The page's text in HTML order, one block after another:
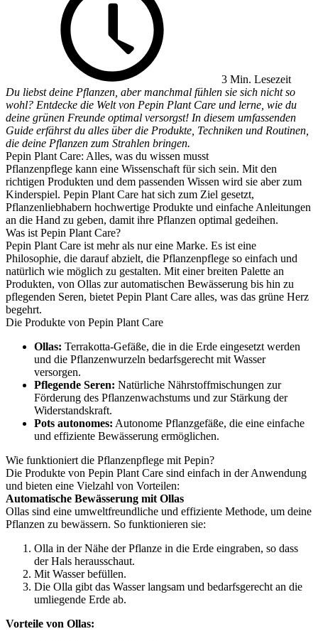
3 Min. Lesezeit
Du liebst deine Pflanzen, aber manchmal fühlen sie sich nicht so
wohl? Entdecke die Welt von Pepin Plant Care und lerne, wie du
deine grünen Freunde optimal versorgst! In diesem umfassenden
Guide erfährst du alles über die Produkte, Techniken und Routinen,
die deine Pflanzen zum Strahlen bringen.
Pepin Plant Care: Alles, was du wissen musst
Pflanzenpflege kann eine Wissenschaft für sich sein. Mit den
richtigen Produkten und dem passenden Wissen wird sie aber zum
Kinderspiel. Pepin Plant Care hat sich zum Ziel gesetzt,
Pflanzenliebhabern hochwertige Produkte und einfache Anleitungen
an die Hand zu geben, damit ihre Pflanzen optimal gedeihen.
Was ist Pepin Plant Care?
Pepin Plant Care ist mehr als nur eine Marke. Es ist eine
Philosophie, die darauf abzielt, die Pflanzenpflege so einfach und
natürlich wie möglich zu gestalten. Mit einer breiten Palette an
Produkten, von Ollas zur automatischen Bewässerung bis hin zu
pflegenden Seren, bietet Pepin Plant Care alles, was das grüne Herz
begehrt.
Die Produkte von Pepin Plant Care
Ollas: Terrakotta-Gefäße, die in die Erde eingesetzt werden
und die Pflanzenwurzeln bedarfsgerecht mit Wasser
versorgen.
Pflegende Seren: Natürliche Nährstoffmischungen zur
Förderung des Pflanzenwachstums und zur Stärkung der
Widerstandskraft.
Pots autonomes: Autonome Pflanzgefäße, die eine einfache
und effiziente Bewässerung ermöglichen.
Wie funktioniert die Pflanzenpflege mit Pepin?
Die Produkte von Pepin Plant Care sind einfach in der Anwendung
und bieten eine Vielzahl von Vorteilen:
Automatische Bewässerung mit Ollas
Ollas sind eine umweltfreundliche und effiziente Methode, um deine
Pflanzen zu bewässern. So funktionieren sie:
Olla in der Nähe der Pflanze in die Erde eingraben, so dass
der Hals herausschaut.
Mit Wasser befüllen.
Die Olla gibt das Wasser langsam und bedarfsgerecht an die
umliegende Erde ab.
Vorteile von Ollas: